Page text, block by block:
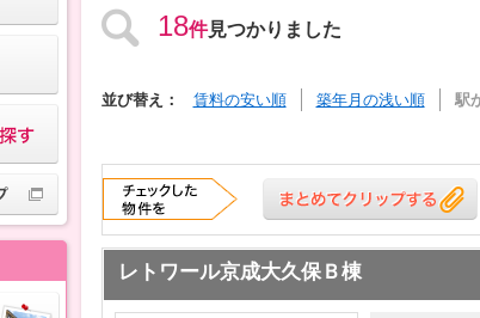
18件見つかりました
並び替え： 賃料の安い順 築年月の浅い順 駅
レトワール京成大久保Ｂ棟